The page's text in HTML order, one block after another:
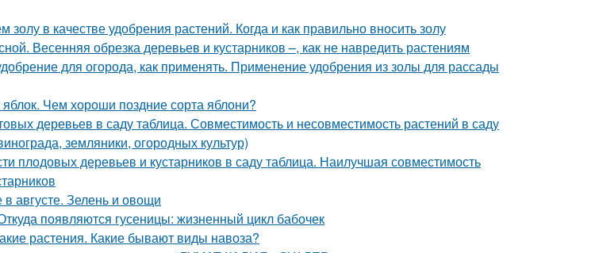
золу в качестве удобрения растений. Когда и как правильно вносить золу
Весенняя обрезка деревьев и кустарников –, как не навредить растениям
для огорода, как применять. Применение удобрения из золы для рассады
Чем хороши поздние сорта яблони?
деревьев в саду таблица. Совместимость и несовместимость растений в саду
земляники, огородных культур)
плодовых деревьев и кустарников в саду таблица. Наилучшая совместимость
августе. Зелень и овощи
появляются гусеницы: жизненный цикл бабочек
растения. Какие бывают виды навоза?